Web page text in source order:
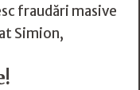
fraudări masive
Simion,